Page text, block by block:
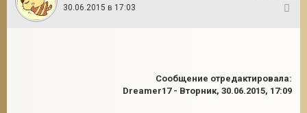
30.06.2015 в 17:03
Сообщение отредактировала:
Dreamer17- Вторник, 30.06.2015, 17:09